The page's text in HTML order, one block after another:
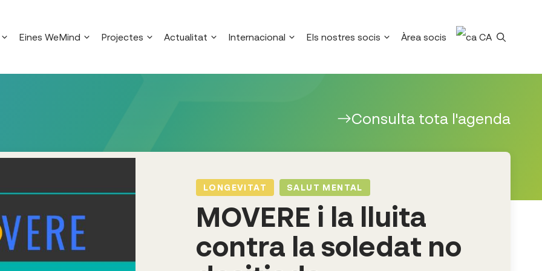
Eines WeMind Projectes Actualitat Internacional Els nostres socis Àrea socis CA
Consulta tota l'agenda
LONGEVITAT SALUT MENTAL
MOVERE i la lluita
contra la soledat no